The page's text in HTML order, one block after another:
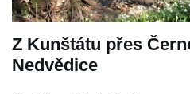
Z Kunštátu přes
Nedvědice